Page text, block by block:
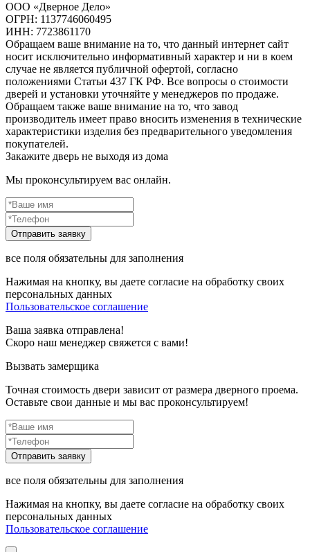
ООО «Дверное Дело»
ОГРН: 1137746060495
ИНН: 7723861170
Обращаем ваше внимание на то, что данный интернет сайт
носит исключительно информативный характер и ни в коем
случае не является публичной офертой, согласно
положениями Статьи 437 ГК РФ. Все вопросы о стоимости
дверей и установки уточняйте у менеджеров по продаже.
Обращаем также ваше внимание на то, что завод
производитель имеет право вносить изменения в технические
характеристики изделия без предварительного уведомления
покупателей.
Закажите дверь не выходя из дома
Мы проконсультируем вас онлайн.
все поля обязательны для заполнения
Нажимая на кнопку, вы даете согласие на обработку своих
персональных данных
Пользовательское соглашение
Ваша заявка отправлена!
Скоро наш менеджер свяжется с вами!
Вызвать замерщика
Точная стоимость двери зависит от размера дверного проема.
Оставьте свои данные и мы вас проконсультируем!
все поля обязательны для заполнения
Нажимая на кнопку, вы даете согласие на обработку своих
персональных данных
Пользовательское соглашение